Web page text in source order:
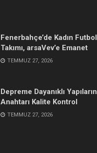
Fenerbahçe’de Kadın Futbol
Takımı, arsaVev’e Emanet
TEMMUZ 27, 2026
Depreme Dayanıklı Yapıların
Anahtarı Kalite Kontrol
TEMMUZ 27, 2026